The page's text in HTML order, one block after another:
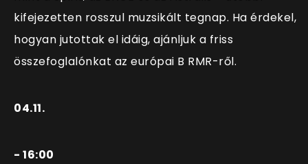
kifejezetten rosszul muzsikált tegnap. Ha érdekel,
hogyan jutottak el idáig, ajánljuk a friss
összefoglalónkat az európai B RMR-ről.
04.11.
- 16:00